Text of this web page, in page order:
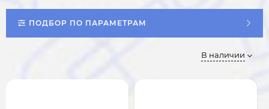
ПОДБОР ПО ПАРАМЕТРАМ
В наличии